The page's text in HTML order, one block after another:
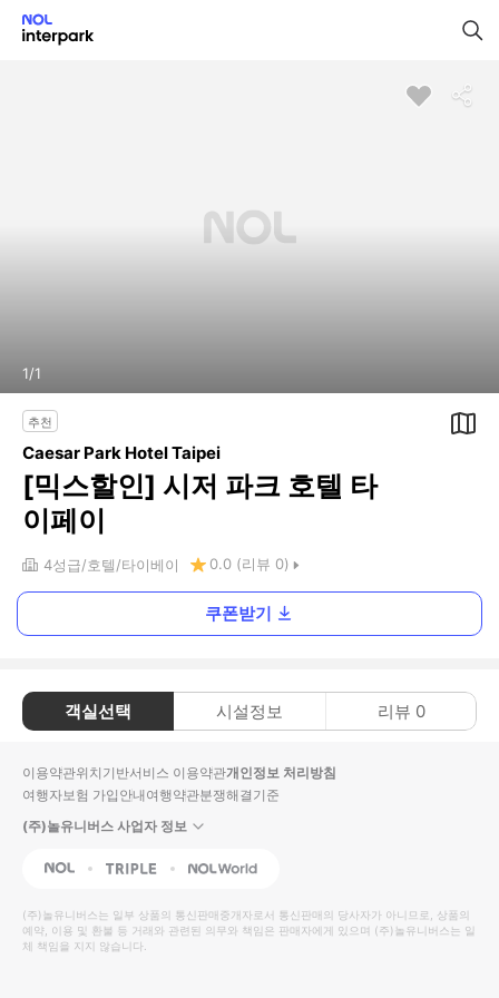
1/1
추천
Caesar Park Hotel Taipei
[믹스할인] 시저 파크 호텔 타
이페이
4성급 호텔 타이베이 0.0 (리뷰 0)
쿠폰받기
객실선택 시설정보 리뷰 0
이용약관위치기반서비스 이용약관개인정보 처리방침
여행자보험 가입안내여행약관분쟁해결기준
(주)놀유니버스 사업자 정보
NOL Triple Interpark Global
(주)놀유니버스는 일부 상품의 통신판매중개자로서 통신판매의 당사자가 아니므로, 상품의
예약, 이용 및 환불 등 거래와 관련된 의무와 책임은 판매자에게 있으며 (주)놀유니버스는 일
체 책임을 지지 않습니다.